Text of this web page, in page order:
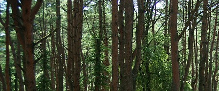
たします。
なお、連日の雨の
路）に
ぬかるみや水た